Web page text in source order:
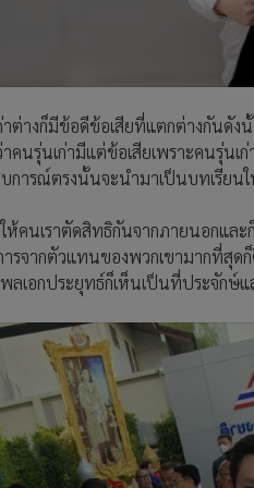
าต่างก็มีข้อดีข้อเสียที่แตกต่างกันดั
าคนรุ่นเก่ามีแต่ข้อเสียเพราะคนรุ่น
การณ์ตรงนั้นจะนำมาเป็นบทเรียน
ห้คนเราตัดสิทธิกันจากภายนอกแล
รจากตัวแทนของพวกเขามากที่สุ
ลเอกประยุทธ์ก็เห็นเป็นที่ประจักษ์